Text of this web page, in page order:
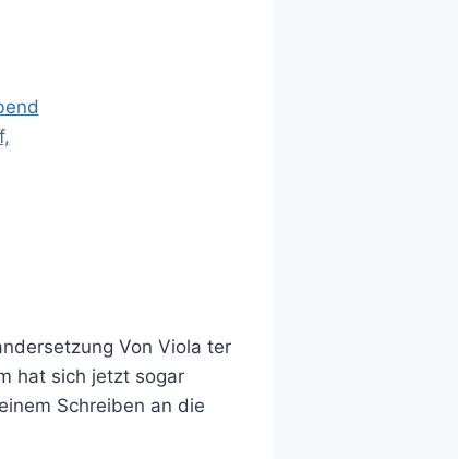
Von Viola ter
hat sich jetzt sogar
Schreiben an die